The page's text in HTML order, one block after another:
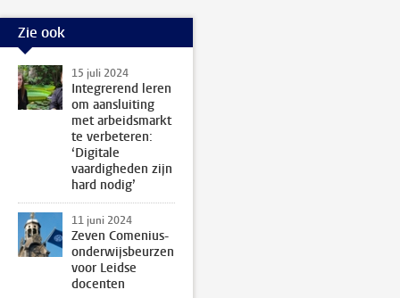
Zie ook
15 juli 2024
Integrerend leren
om aansluiting
met arbeidsmarkt
te verbeteren:
‘Digitale
vaardigheden zijn
hard nodig’
11 juni 2024
Zeven Comenius-
onderwijsbeurzen
voor Leidse
docenten